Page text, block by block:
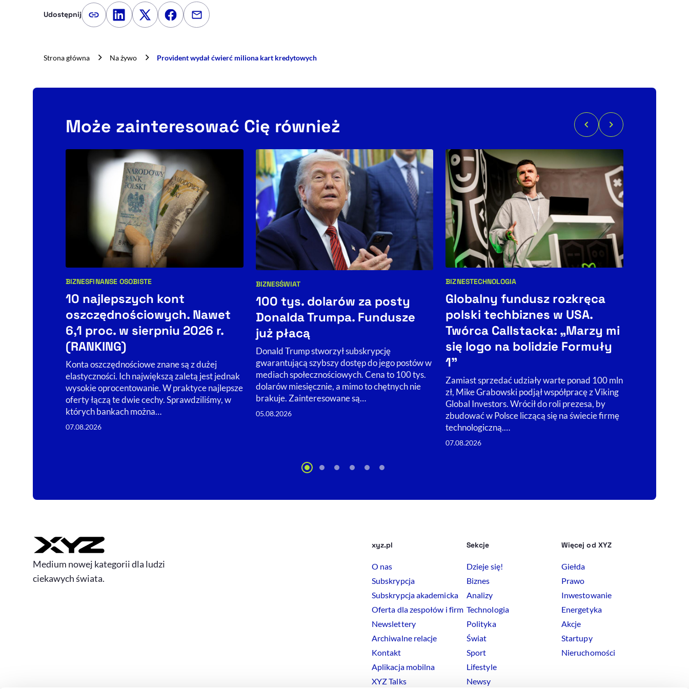
Udostępnij Kopiuj link artykułu
Udostępnij na LinkedIn
Udostępnij na Twitterze
Udostępnij na Facebooku
Udostępnij przez e-mail
Strona główna Na żywo Provident wydał ćwierć miliona kart kredytowych
Może zainteresować Cię również
Kategorie artykułu:
BIZNESFINANSE OSOBISTE
10 najlepszych kont
oszczędnościowych. Nawet
6,1 proc. w sierpniu 2026 r.
(RANKING)
Konta oszczędnościowe znane są z dużej
elastyczności. Ich największą zaletą jest jednak
wysokie oprocentowanie. W praktyce najlepsze
oferty łączą te dwie cechy. Sprawdziliśmy, w
których bankach można…
07.08.2026
Kategorie artykułu:
BIZNESŚWIAT
100 tys. dolarów za posty
Donalda Trumpa. Fundusze
już płacą
Donald Trump stworzył subskrypcję
gwarantującą szybszy dostęp do jego postów w
mediach społecznościowych. Cena to 100 tys.
dolarów miesięcznie, a mimo to chętnych nie
brakuje. Zainteresowane są…
05.08.2026
Kategorie artykułu:
BIZNESTECHNOLOGIA
Globalny fundusz rozkręca
polski techbiznes w USA.
Twórca Callstacka: „Marzy mi
się logo na bolidzie Formuły
1”
Zamiast sprzedać udziały warte ponad 100 mln
zł, Mike Grabowski podjął współpracę z Viking
Global Investors. Wrócił do roli prezesa, by
zbudować w Polsce liczącą się na świecie firmę
technologiczną.…
07.08.2026
Medium nowej kategorii dla ludzi
ciekawych świata.
xyz.pl
O nas
Subskrypcja
Subskrypcja akademicka
Oferta dla zespołów i firm
Newslettery
Archiwalne relacje
Kontakt
Aplikacja mobilna
XYZ Talks
Sekcje
Dzieje się!
Biznes
Analizy
Technologia
Polityka
Świat
Sport
Lifestyle
Newsy
Więcej od XYZ
Giełda
Prawo
Inwestowanie
Energetyka
Akcje
Startupy
Nieruchomości